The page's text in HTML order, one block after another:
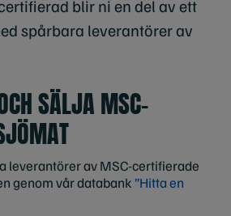
blir ni en del av ett
spårbara leverantörer av
SÄLJA MSC-
leverantörer av MSC-certifierade
genom vår databank”Hitta en